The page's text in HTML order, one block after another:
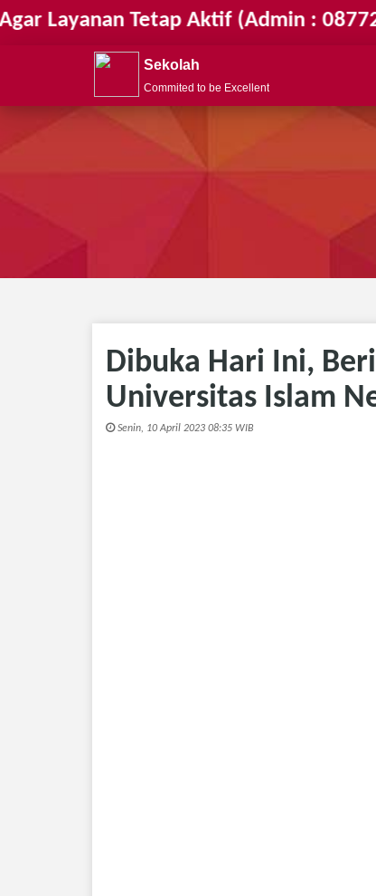
Tetap Aktif (Admin :
Sekolah
Commited to be Excellent
Dibuka Hari Ini,
Universitas Islam
Senin, 10 April 2023 08:35 WIB